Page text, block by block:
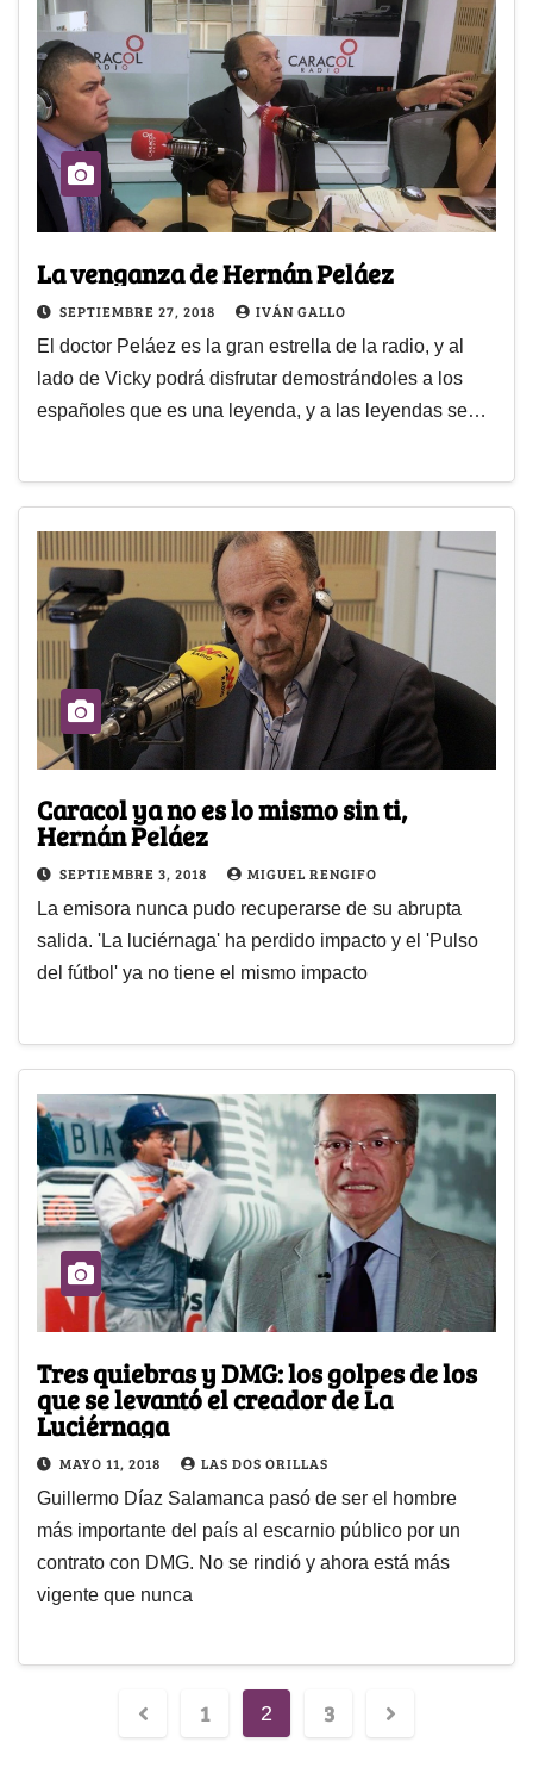
La venganza de Hernán Peláez
SEPTIEMBRE 27, 2018 IVÁN GALLO
El doctor Peláez es la gran estrella de la radio, y al
lado de Vicky podrá disfrutar demostrándoles a los
españoles que es una leyenda, y a las leyendas se…
Caracol ya no es lo mismo sin ti,
Hernán Peláez
SEPTIEMBRE 3, 2018 MIGUEL RENGIFO
La emisora nunca pudo recuperarse de su abrupta
salida. 'La luciérnaga' ha perdido impacto y el 'Pulso
del fútbol' ya no tiene el mismo impacto
Tres quiebras y DMG: los golpes de los
que se levantó el creador de La
Luciérnaga
MAYO 11, 2018 LAS DOS ORILLAS
Guillermo Díaz Salamanca pasó de ser el hombre
más importante del país al escarnio público por un
contrato con DMG. No se rindió y ahora está más
vigente que nunca
1 2 3